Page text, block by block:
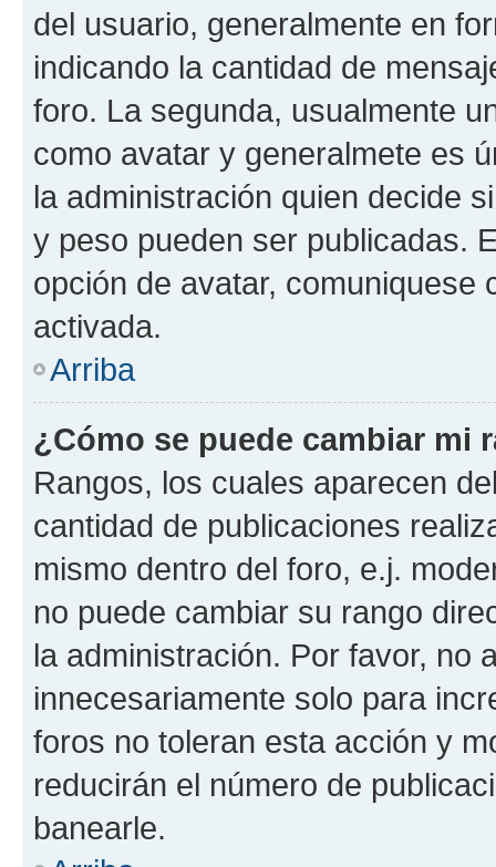
del usuario, generalmente en
indicando la cantidad de
foro. La segunda, usualmente
como avatar y generalmete es
la administración quien decide
y peso pueden ser publicadas.
opción de avatar, comuniquese
activada.
Arriba
¿Cómo se puede cambiar mi
Rangos, los cuales aparecen
cantidad de publicaciones
mismo dentro del foro, e.j.
no puede cambiar su rango
la administración. Por favor, no
innecesariamente solo para
foros no toleran esta acción y
reducirán el número de
banearle.